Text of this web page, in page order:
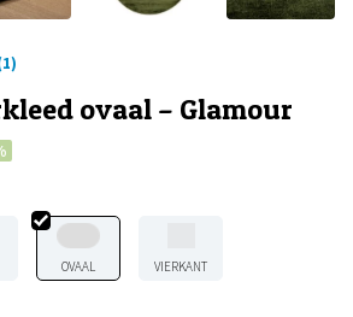
ovaal – Glamour
OVAAL VIERKANT